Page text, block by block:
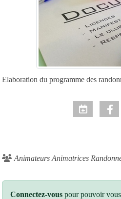
Elaboration du programme des
Animateurs Animatrices
Connectez-vous pour pouvoir